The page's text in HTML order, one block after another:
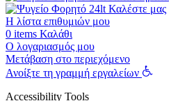
Καλέστε μας
Η λίστα επιθυμιών μου
0 items Καλάθι
Ο λογαριασμός μου
Μετάβαση στο περιεχόμενο
Ανοίξτε τη γραμμή εργαλείων
Accessibility Tools